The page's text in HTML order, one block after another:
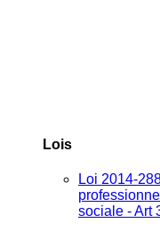
Lois
Loi 2014-
sociale - Art